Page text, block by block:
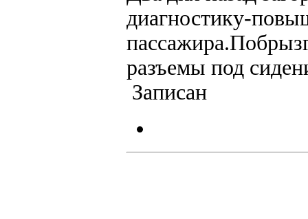
диагностику-
разъемы под
Записан